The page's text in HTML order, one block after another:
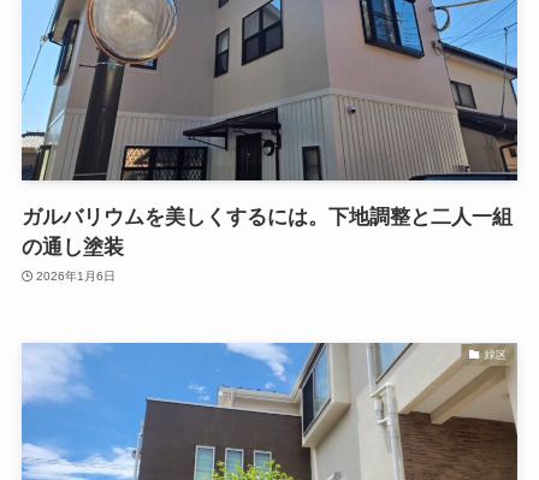
ガルバリウムを美しくするには。下地調整と二人一組
の通し塗装
2026年1月6日
緑区